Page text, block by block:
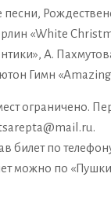
«White
А.
Гимн «Аmazing
ограничено.
билет по
можно по